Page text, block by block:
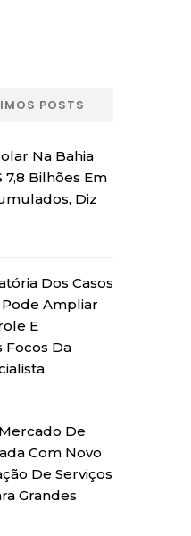
POSTS
Na Bahia
7,8 Bilhões Em
Diz
Dos Casos
Ampliar
E
Focos Da
De
Com Novo
De Serviços
Grandes